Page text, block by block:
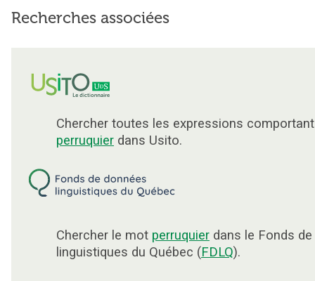
Recherches associées
Chercher toutes les expressions
perruquier dans Usito.
Chercher le mot perruquier dans le Fonds
linguistiques du Québec (FDLQ).